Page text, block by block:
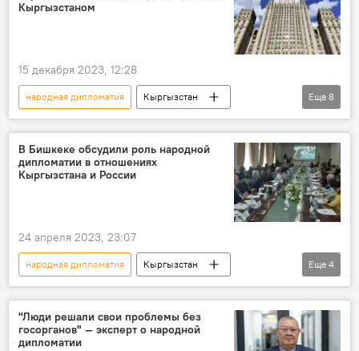
Кыргызстаном
15 декабря 2023, 12:28
народная дипломатия
Кыргызстан
Россия
Общество
отношения
роль
развитие
торговые связи
Государственное агентство связи при правительстве КР
Еще 8
В Бишкеке обсудили роль народной
дипломатии в отношениях
Кыргызстана и России
24 апреля 2023, 23:07
народная дипломатия
Кыргызстан
Посольство России в Кыргызстане
форум
Николай Удовиченко
Новости Киргизии
Еще 4
"Люди решали свои проблемы без
госорганов" — эксперт о народной
дипломатии